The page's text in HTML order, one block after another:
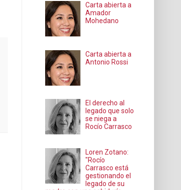
Carta abierta a
Amador
Mohedano
Carta abierta a
Antonio Rossi
El derecho al
legado que solo
se niega a
Rocío Carrasco
Loren Zotano:
"Rocío
Carrasco está
gestionando el
legado de su